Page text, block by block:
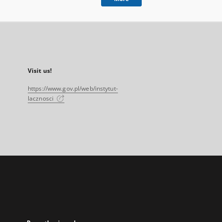
Visit us!
https://www.gov.pl/web/instytut-
lacznosci